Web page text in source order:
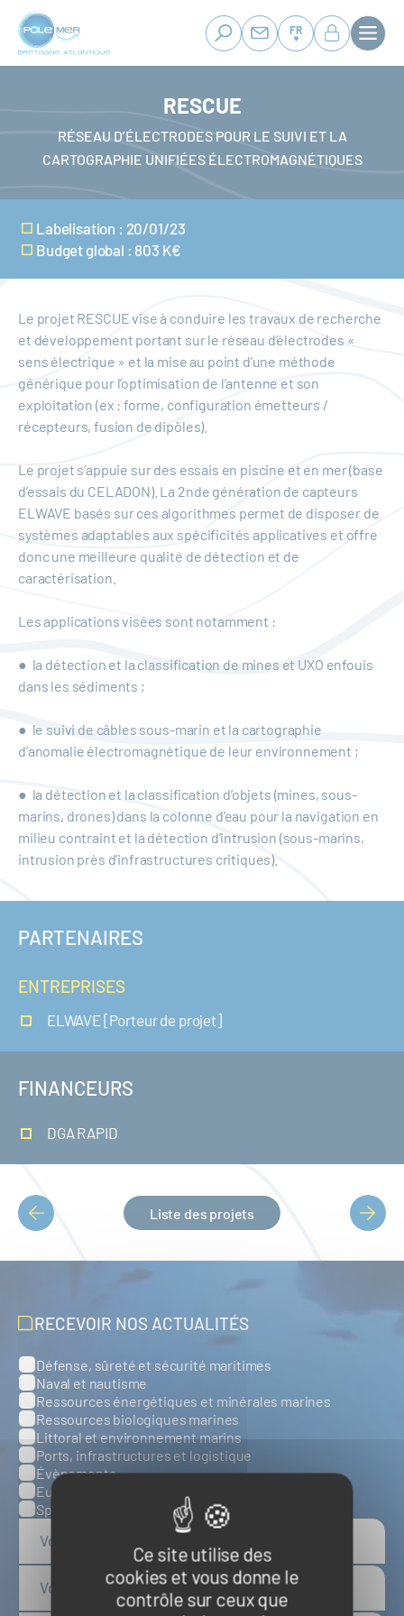
Panneau de gestion des cookies
Ce site utilise des
cookies et vous donne le
contrôle sur ceux que
Aller
contenu
FR
RESCUE
RÉSEAU D’ÉLECTRODES POUR LE SUIVI ET LA
CARTOGRAPHIE UNIFIÉES ÉLECTROMAGNÉTIQUES
Labelisation : 20/01/23
Budget global : 803 K€
Le projet RESCUE vise à conduire les travaux de recherche
et développement portant sur le réseau d’électrodes «
sens électrique » et la mise au point d’une méthode
générique pour l’optimisation de l’antenne et son
exploitation (ex : forme, configuration émetteurs /
récepteurs, fusion de dipôles).
Le projet s’appuie sur des essais en piscine et en mer (base
d’essais du CELADON). La 2nde génération de capteurs
ELWAVE basés sur ces algorithmes permet de disposer de
systèmes adaptables aux spécificités applicatives et offre
donc une meilleure qualité de détection et de
caractérisation.
Les applications visées sont notamment :
● la détection et la classification de mines et UXO enfouis
dans les sédiments ;
● le suivi de câbles sous-marin et la cartographie
d’anomalie électromagnétique de leur environnement ;
● la détection et la classification d’objets (mines, sous-
marins, drones) dans la colonne d’eau pour la navigation en
milieu contraint et la détection d’intrusion (sous-marins,
intrusion près d’infrastructures critiques).
PARTENAIRES
ENTREPRISES
ELWAVE [Porteur de projet]
FINANCEURS
DGA RAPID
PAGINATION
Liste des projets
RECEVOIR NOS ACTUALITÉS
Catégories
Défense, sûreté et sécurité maritimes
Naval et nautisme
Ressources énergétiques et minérales marines
Ressources biologiques marines
Littoral et environnement marins
Ports, infrastructures et logistique
Évènements
Europe
Spatial